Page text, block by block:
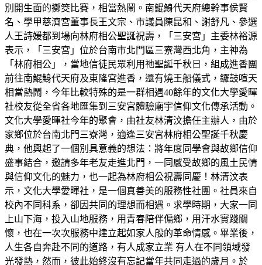
別開生面的擲筊比賽，相當熱鬧。南鯤鯓代天府總幹事侯賢
名、學甲慈濟宮董事長王文宗、市議員陳昆和、謝舒凡、參選
人王詩媛都到場向林府相公聖誕祝壽，「三安宮」主委林裕源
表示，「三安宮」位於台南市北門區三寮灣西北角，主神為
「林府相公」，當地信徒民眾利用祂聖誕千秋日，組成進香團
前往南鯤鯓代天府及東隆宮進香，還有燒王船儀式，鑼鼓喧天
相當熱鬧，今年比較特殊的是一群相遇40餘年的文化大學愛暉
社校友從全省各地匯集到三安宮體驗廟宇信仰文化傳承活動。
文化大學愛暉社今年的聚會，由社友林清汶擔任主辦人，由於
家鄉位於台南北門三寮灣，適逢三安宮林府相公聖誕千秋慶
典，他興起了一個別具意義的想法：將年度同學會與故鄉信仰
盛事結合，邀請多年老友走進北門，一同感受故鄉的風土民情
與信仰文化的魅力，也一起為林府相公祝壽同慶！林清汶表
示，文化大學愛暉社，是一個真善美的服務性社團。社員來自
校內不同科系，卻因共同的理想而相遇。求學時期，大家一同
上山下海，投入山地服務，用青春陪伴偏鄉，用汗水實踐關
懷，也在一次次服務中建立起如家人般的革命情感。畢業後，
人生各自奔赴不同的道路，有人成家立業 有人在不同領域發
光發熱，然而，彼此始終沒有忘記當年共同走過的歲月。於